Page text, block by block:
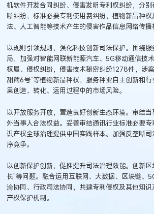
机软件开发合同纠纷、侵害发明专利权纠纷，分
断纠纷，标准必要专利使用费纠纷，植物新品种
法、人工智能等技术产生的侵害作品信息网络传播
以规则引领规则，强化科技创新司法保护。围绕
局，加强对智能网联新能源汽车、5G移动通信技
权属、侵权纠纷，侵害技术秘密纠纷1278件，涉
甜糯6号”等植物新品种权，服务种业自主创新和
果创造、转化、运用过程中的市场风险。
以开放服务开放，营造良好创新生态环境。审结
外当事人合法权益。妥善审结通讯行业标准必要
识产权全球治理提供中国实践样本。加强反垄断
序竞争。
以创新保护创新，促推提升司法治理效能。创新
长”等问题。融合运用互联网、大数据、区块链、
渝协同、行政司法协同，共建专利侵权及其他知
产权保护机制。